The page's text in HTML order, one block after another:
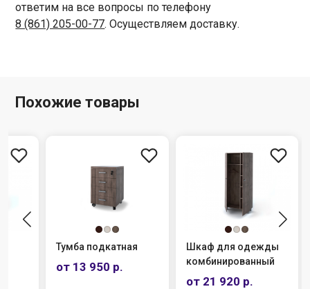
ответим на все вопросы по телефону
8 (861) 205-00-77. Осуществляем доставку.
Похожие товары
Тумба подкатная
от 13 950 р.
Шкаф для одежды
комбинированный
от 21 920 р.